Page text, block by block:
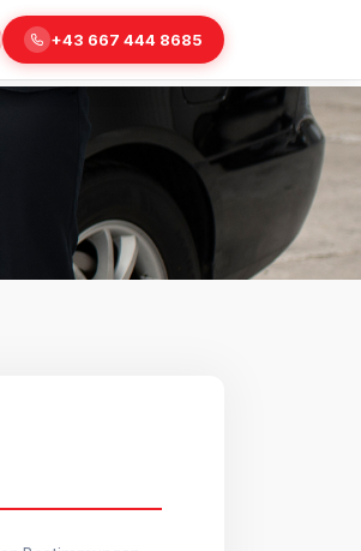
+43 667 444 8685